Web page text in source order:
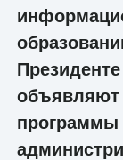
объявляют
программы